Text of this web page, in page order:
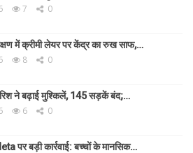
7 0
में क्रीमी लेयर पर केंद्र का रुख साफ,…
8 0
ने बढ़ाई मुश्किलें, 145 सड़कें बंद;…
6 0
पर बड़ी कार्रवाई: बच्चों के मानसिक…